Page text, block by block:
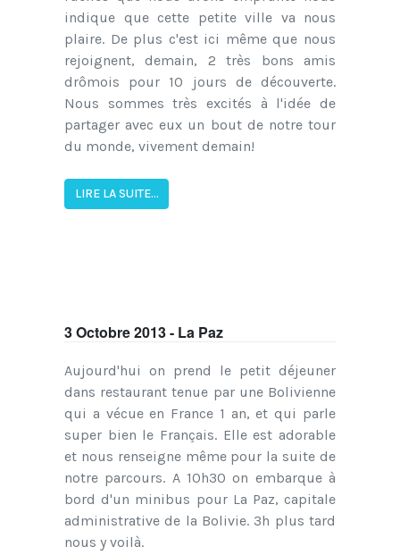
indique que cette petite ville va nous
plaire. De plus c'est ici même que nous
rejoignent, demain, 2 très bons amis
drômois pour 10 jours de découverte.
Nous sommes très excités à l'idée de
partager avec eux un bout de notre tour
du monde, vivement demain!
LIRE LA SUITE...
3 Octobre 2013 - La Paz
Aujourd'hui on prend le petit déjeuner
dans restaurant tenue par une Bolivienne
qui a vécue en France 1 an, et qui parle
super bien le Français. Elle est adorable
et nous renseigne même pour la suite de
notre parcours. A 10h30 on embarque à
bord d'un minibus pour La Paz, capitale
administrative de la Bolivie. 3h plus tard
nous y voilà.